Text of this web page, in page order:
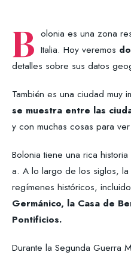
B olonia es una zona
Italia. Hoy veremos
detalles sobre sus datos
También es una ciudad muy
se muestra entre las
y con muchas cosas para
Bolonia tiene una rica
a. A lo largo de los siglos,
regímenes históricos,
Germánico, la Casa de
Pontificios.
Durante la Segunda Guerra